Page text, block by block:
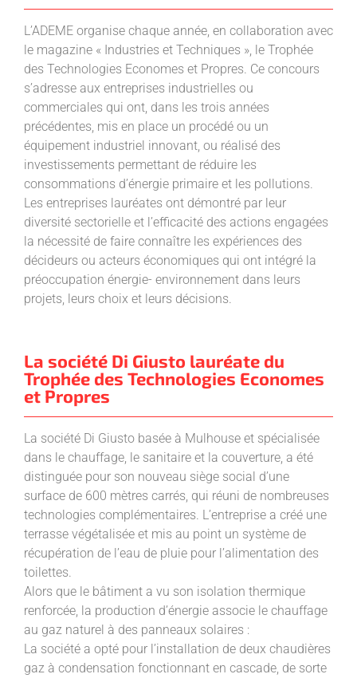
L’ADEME organise chaque année, en collaboration avec
le magazine « Industries et Techniques », le Trophée
des Technologies Economes et Propres. Ce concours
s’adresse aux entreprises industrielles ou
commerciales qui ont, dans les trois années
précédentes, mis en place un procédé ou un
équipement industriel innovant, ou réalisé des
investissements permettant de réduire les
consommations d’énergie primaire et les pollutions.
Les entreprises lauréates ont démontré par leur
diversité sectorielle et l’efficacité des actions engagées
la nécessité de faire connaître les expériences des
décideurs ou acteurs économiques qui ont intégré la
préoccupation énergie- environnement dans leurs
projets, leurs choix et leurs décisions.
La société Di Giusto lauréate du
Trophée des Technologies Economes
et Propres
La société Di Giusto basée à Mulhouse et spécialisée
dans le chauffage, le sanitaire et la couverture, a été
distinguée pour son nouveau siège social d’une
surface de 600 mètres carrés, qui réuni de nombreuses
technologies complémentaires. L’entreprise a créé une
terrasse végétalisée et mis au point un système de
récupération de l’eau de pluie pour l’alimentation des
toilettes.
Alors que le bâtiment a vu son isolation thermique
renforcée, la production d’énergie associe le chauffage
au gaz naturel à des panneaux solaires :
La société a opté pour l’installation de deux chaudières
gaz à condensation fonctionnant en cascade, de sorte